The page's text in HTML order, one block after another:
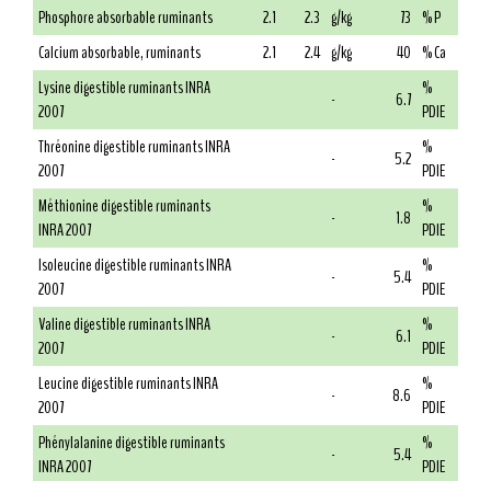
Phosphore absorbable ruminants
2.1 2.3 g/kg 73 % P
Calcium absorbable, ruminants
2.1 2.4 g/kg 40 % Ca
Lysine digestible ruminants INRA
2007
- 6.7 %
PDIE
Thréonine digestible ruminants INRA
2007
- 5.2 %
PDIE
Méthionine digestible ruminants
INRA 2007
- 1.8 %
PDIE
Isoleucine digestible ruminants INRA
2007
- 5.4 %
PDIE
Valine digestible ruminants INRA
2007
- 6.1 %
PDIE
Leucine digestible ruminants INRA
2007
- 8.6 %
PDIE
Phénylalanine digestible ruminants
INRA 2007
- 5.4 %
PDIE